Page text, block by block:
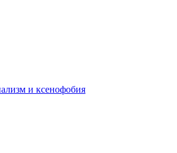
и ксенофобия